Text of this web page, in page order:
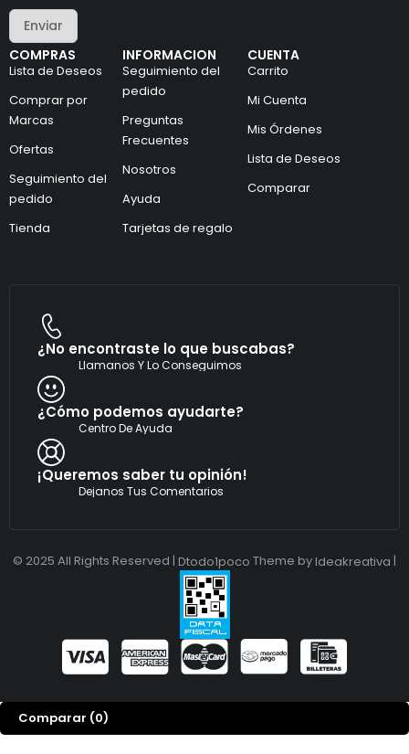
COMPRAS
Lista de Deseos
Comprar por
Marcas
Ofertas
Seguimiento del
pedido
Tienda
INFORMACION
Seguimiento del
pedido
Preguntas
Frecuentes
Nosotros
Ayuda
Tarjetas de regalo
CUENTA
Carrito
Mi Cuenta
Mis Órdenes
Lista de Deseos
Comparar
r
n
i
c
o
e
l
c
t
r
ó
i
e
e
l
e
t
r
n
c
o
Enviar
¿No encontraste lo que buscabas?
Llamanos Y Lo Conseguimos
¿Cómo podemos ayudarte?
Centro De Ayuda
¡Queremos saber tu opinión!
Dejanos Tus Comentarios
© 2025 All Rights Reserved | Dtodo1poco Theme by Ideakreativa |
Comparar (0)